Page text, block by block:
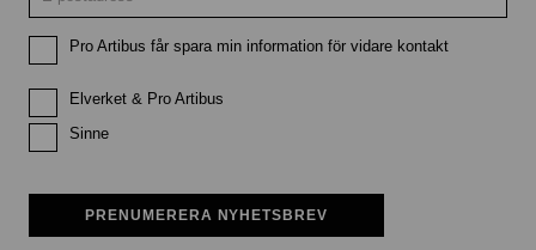
Pro Artibus får spara min information för vidare kontakt
Elverket & Pro Artibus
Sinne
PRENUMERERA NYHETSBREV